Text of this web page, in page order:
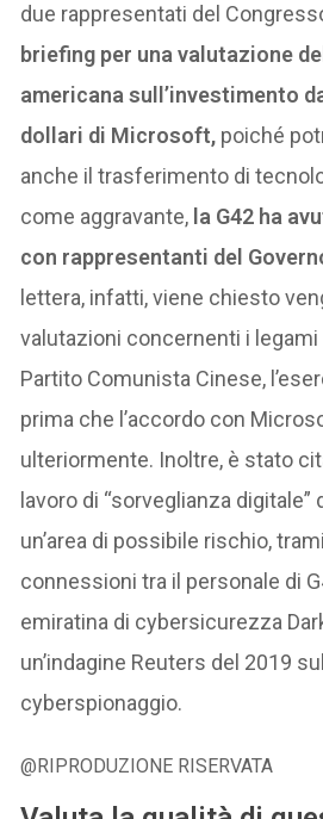
due rappresentati del
briefing per una valutazione
americana sull’investimento
dollari di Microsoft, poiché
anche il trasferimento di
come aggravante, la G42 ha
con rappresentanti del
lettera, infatti, viene chiesto
valutazioni concernenti i legami
Partito Comunista Cinese,
prima che l’accordo con
ulteriormente. Inoltre, è stato
lavoro di “sorveglianza digitale”
un’area di possibile rischio,
connessioni tra il personale di
emiratina di cybersicurezza
un’indagine Reuters del 2019
cyberspionaggio.
@RIPRODUZIONE RISERVATA